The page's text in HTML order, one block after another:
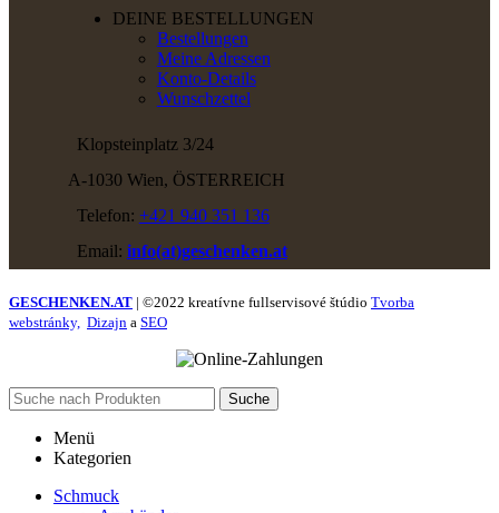
DEINE BESTELLUNGEN
Bestellungen
Meine Adressen
Konto-Details
Wunschzettel
Klopsteinplatz 3/24
A-1030 Wien, ÖSTERREICH
Telefon: +421 940 351 136
Email: info(at)geschenken.at
GESCHENKEN.AT | ©2022 kreatívne fullservisové štúdio Tvorba
webstránky, Dizajn a SEO
Suche
Menü
Kategorien
Schmuck